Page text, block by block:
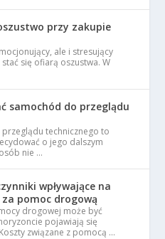
przy zakupie
ale i stresujący
się ofiarą oszustwa. W
samochód do przeglądu
technicznego to
o jego dalszym
nie …
wpływające na
pomoc drogową
drogowej może być
pojawiają się
związane z pomocą …